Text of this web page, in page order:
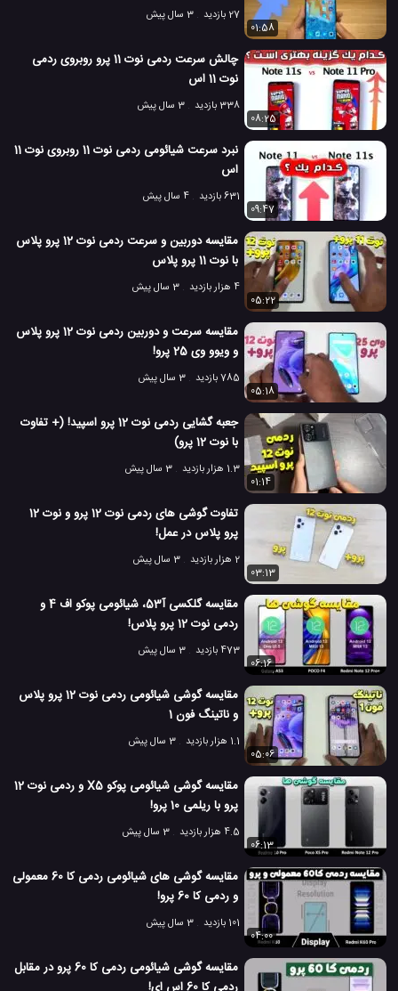
27 بازدید
3 سال پیش
01:58
چالش سرعت ردمی نوت 11 پرو روبروی ردمی
نوت 11 اس
338 بازدید
3 سال پیش
08:25
نبرد سرعت شیائومی ردمی نوت 11 روبروی نوت 11
اس
631 بازدید
4 سال پیش
09:47
مقایسه دوربین و سرعت ردمی نوت 12 پرو پلاس
با نوت 11 پرو پلاس
4 هزار بازدید
3 سال پیش
05:22
مقایسه سرعت و دوربین ردمی نوت 12 پرو پلاس
و ویوو وی 25 پرو!
785 بازدید
3 سال پیش
05:18
جعبه گشایی ردمی نوت 12 پرو اسپید! (+ تفاوت
با نوت 12 پرو)
1.3 هزار بازدید
3 سال پیش
01:14
تفاوت گوشی های ردمی نوت 12 پرو و نوت 12
پرو پلاس در عمل!
2 هزار بازدید
3 سال پیش
03:13
مقایسه گلکسی آ53، شیائومی پوکو اف 4 و
ردمی نوت 12 پرو پلاس!
473 بازدید
3 سال پیش
06:16
مقایسه گوشی شیائومی ردمی نوت 12 پرو پلاس
و ناتینگ فون 1
1.1 هزار بازدید
3 سال پیش
05:06
مقایسه گوشی شیائومی پوکو X5 و ردمی نوت 12
پرو با ریلمی 10 پرو!
4.5 هزار بازدید
3 سال پیش
06:13
مقایسه گوشی های شیائومی ردمی کا 60 معمولی
و ردمی کا 60 پرو!
101 بازدید
3 سال پیش
04:00
مقایسه گوشی شیائومی ردمی کا 60 پرو در مقابل